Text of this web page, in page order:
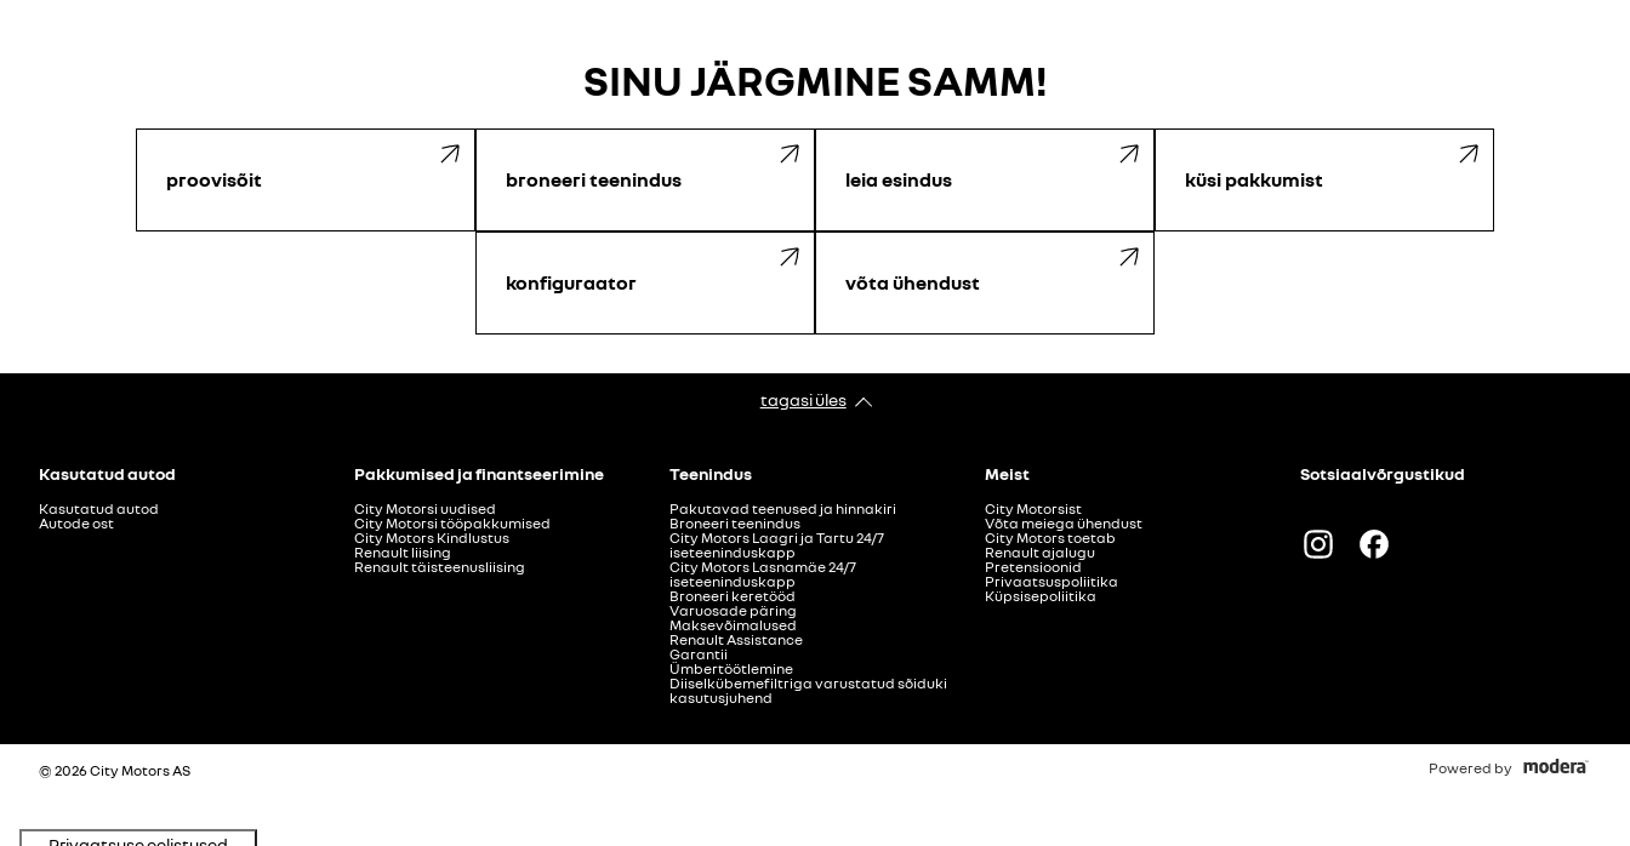
SINU JÄRGMINE SAMM!
proovisõit broneeri teenindus leia esindus küsi pakkumist
konfiguraator võta ühendust
tagasi üles
Kasutatud autod
Kasutatud autod
Autode ost
Pakkumised ja finantseerimine
City Motorsi uudised
City Motorsi tööpakkumised
City Motors Kindlustus
Renault liising
Renault täisteenusliising
Teenindus
Pakutavad teenused ja hinnakiri
Broneeri teenindus
City Motors Laagri ja Tartu 24/7
iseteeninduskapp
City Motors Lasnamäe 24/7
iseteeninduskapp
Broneeri keretööd
Varuosade päring
Maksevõimalused
Renault Assistance
Garantii
Ümbertöötlemine
Diiselkübemefiltriga varustatud sõiduki
kasutusjuhend
Meist
City Motorsist
Võta meiega ühendust
City Motors toetab
Renault ajalugu
Pretensioonid
Privaatsuspoliitika
Küpsisepoliitika
Sotsiaalvõrgustikud
Instagram
© 2026 City Motors AS Powered by